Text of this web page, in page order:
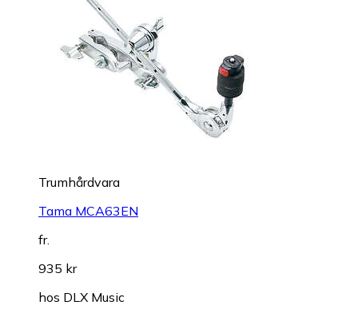
Trumhårdvara
Tama MCA63EN
fr.
935 kr
hos DLX Music